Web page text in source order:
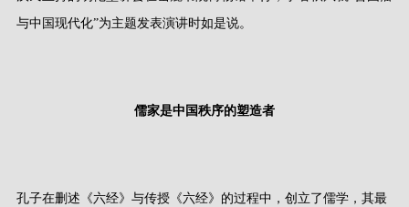
与中国现代化”为主题发表演讲时如是说。
儒家是中国秩序的塑造者
孔子在删述《六经》与传授《六经》的过程中，创立了儒学，其最